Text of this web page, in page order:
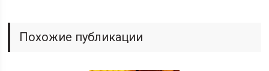
Похожие публикации